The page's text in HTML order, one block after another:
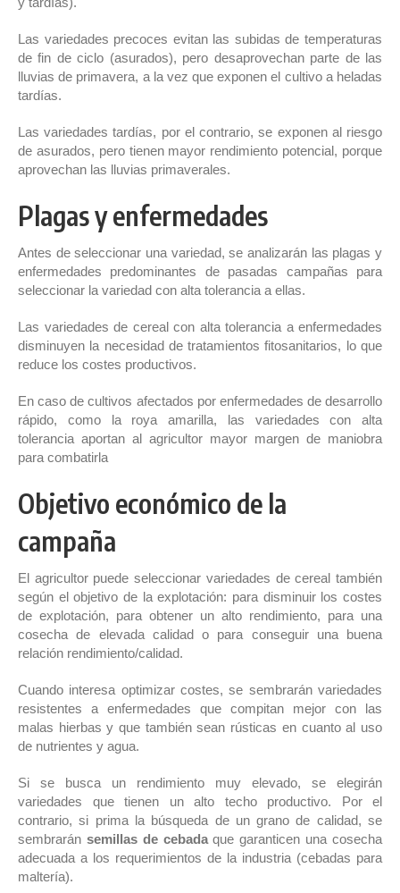
Las variedades precoces evitan las subidas de temperaturas
de fin de ciclo (asurados), pero desaprovechan parte de las
lluvias de primavera, a la vez que exponen el cultivo a heladas
tardías.
Las variedades tardías, por el contrario, se exponen al riesgo
de asurados, pero tienen mayor rendimiento potencial, porque
aprovechan las lluvias primaverales.
Plagas y enfermedades
Antes de seleccionar una variedad, se analizarán las plagas y
enfermedades predominantes de pasadas campañas para
seleccionar la variedad con alta tolerancia a ellas.
Las variedades de cereal con alta tolerancia a enfermedades
disminuyen la necesidad de tratamientos fitosanitarios, lo que
reduce los costes productivos.
En caso de cultivos afectados por enfermedades de desarrollo
rápido, como la roya amarilla, las variedades con alta
tolerancia aportan al agricultor mayor margen de maniobra
para combatirla
Objetivo económico de la
campaña
El agricultor puede seleccionar variedades de cereal también
según el objetivo de la explotación: para disminuir los costes
de explotación, para obtener un alto rendimiento, para una
cosecha de elevada calidad o para conseguir una buena
relación rendimiento/calidad.
Cuando interesa optimizar costes, se sembrarán variedades
resistentes a enfermedades que compitan mejor con las
malas hierbas y que también sean rústicas en cuanto al uso
de nutrientes y agua.
Si se busca un rendimiento muy elevado, se elegirán
variedades que tienen un alto techo productivo. Por el
contrario, si prima la búsqueda de un grano de calidad, se
sembrarán semillas de cebadaque garanticen una cosecha
adecuada a los requerimientos de la industria (cebadas para
maltería).